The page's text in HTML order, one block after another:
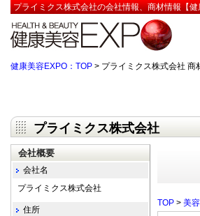
プライミクス株式会社の会社情報、商材情報【
健康美容EXPO：TOP > プライミクス株式会社 商
プライミクス株式会社
TOP > 美
会社概要
会社名
プライミクス株式会社
住所